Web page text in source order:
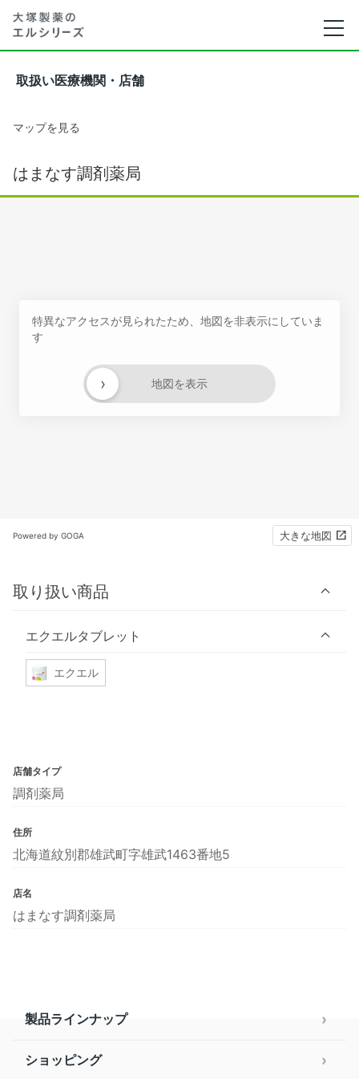
取扱い医療機関・店舗
マップを見る
はまなす調剤薬局
特異なアクセスが見られたため、地図を非表示にしていま
す
地図を表示
›
Powered by GOGA 大きな地図
取り扱い商品
エクエルタブレット
エクエル
店舗タイプ
調剤薬局
住所
北海道紋別郡雄武町字雄武1463番地5
店名
はまなす調剤薬局
製品ラインナップ
ショッピング